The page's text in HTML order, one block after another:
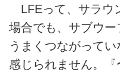
LFEって、サラウ
場合でも、サブウ
うまくつながって
感じられません。